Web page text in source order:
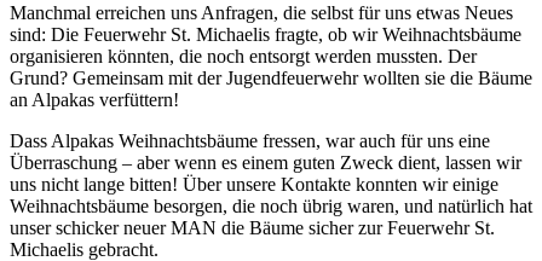
Manchmal erreichen uns Anfragen, die selbst für uns etwas Neues
sind: Die Feuerwehr St. Michaelis fragte, ob wir Weihnachtsbäume
organisieren könnten, die noch entsorgt werden mussten. Der
Grund? Gemeinsam mit der Jugendfeuerwehr wollten sie die Bäume
an Alpakas verfüttern!
Dass Alpakas Weihnachtsbäume fressen, war auch für uns eine
Überraschung – aber wenn es einem guten Zweck dient, lassen wir
uns nicht lange bitten! Über unsere Kontakte konnten wir einige
Weihnachtsbäume besorgen, die noch übrig waren, und natürlich hat
unser schicker neuer MAN die Bäume sicher zur Feuerwehr St.
Michaelis gebracht.